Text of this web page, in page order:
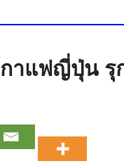
กาแฟญี่ปุ่น